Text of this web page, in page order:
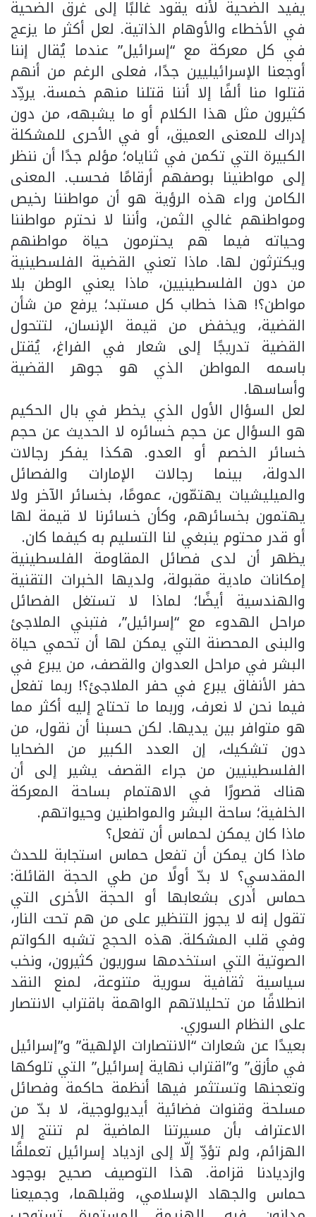
يفيد الضحية لأنه يقود غالبًا إلى غرق الضحية
في الأخطاء والأوهام الذاتية. لعل أكثر ما يزعج
في كل معركة مع “إسرائيل” عندما يُقال إننا
أوجعنا الإسرائيليين جدًا، فعلى الرغم من أنهم
قتلوا منا ألفًا إلا أننا قتلنا منهم خمسة. يردِّد
كثيرون مثل هذا الكلام أو ما يشبهه، من دون
إدراك للمعنى العميق، أو في الأحرى للمشكلة
الكبيرة التي تكمن في ثناياه؛ مؤلم جدًا أن ننظر
إلى مواطنينا بوصفهم أرقامًا فحسب. المعنى
الكامن وراء هذه الرؤية هو أن مواطننا رخيص
ومواطنهم غالي الثمن، وأننا لا نحترم مواطننا
وحياته فيما هم يحترمون حياة مواطنهم
ويكترثون لها. ماذا تعني القضية الفلسطينية
من دون الفلسطينيين، ماذا يعني الوطن بلا
مواطن؟! هذا خطاب كل مستبد؛ يرفع من شأن
القضية، ويخفض من قيمة الإنسان، لتتحول
القضية تدريجًا إلى شعار في الفراغ، يُقتل
باسمه المواطن الذي هو جوهر القضية
وأساسها.
لعل السؤال الأول الذي يخطر في بال الحكيم
هو السؤال عن حجم خسائره لا الحديث عن حجم
خسائر الخصم أو العدو. هكذا يفكر رجالات
الدولة، بينما رجالات الإمارات والفصائل
والميليشيات يهتمّون، عمومًا، بخسائر الآخر ولا
يهتمون بخسائرهم، وكأن خسائرنا لا قيمة لها
أو قدر محتوم ينبغي لنا التسليم به كيفما كان.
يظهر أن لدى فصائل المقاومة الفلسطينية
إمكانات مادية مقبولة، ولديها الخبرات التقنية
والهندسية أيضًا؛ لماذا لا تستغل الفصائل
مراحل الهدوء مع “إسرائيل”، فتبني الملاجئ
والبنى المحصنة التي يمكن لها أن تحمي حياة
البشر في مراحل العدوان والقصف، من يبرع في
حفر الأنفاق يبرع في حفر الملاجئ؟! ربما تفعل
فيما نحن لا نعرف، وربما ما تحتاج إليه أكثر مما
هو متوافر بين يديها. لكن حسبنا أن نقول، من
دون تشكيك، إن العدد الكبير من الضحايا
الفلسطينيين من جراء القصف يشير إلى أن
هناك قصورًا في الاهتمام بساحة المعركة
الخلفية؛ ساحة البشر والمواطنين وحيواتهم.
ماذا كان يمكن لحماس أن تفعل؟
ماذا كان يمكن أن تفعل حماس استجابة للحدث
المقدسي؟ لا بدّ أولًا من طي الحجة القائلة:
حماس أدرى بشعابها أو الحجة الأخرى التي
تقول إنه لا يجوز التنظير على من هم تحت النار،
وفي قلب المشكلة. هذه الحجج تشبه الكواتم
الصوتية التي استخدمها سوريون كثيرون، ونخب
سياسية ثقافية سورية متنوعة، لمنع النقد
انطلاقًا من تحليلاتهم الواهمة باقتراب الانتصار
على النظام السوري.
بعيدًا عن شعارات “الانتصارات الإلهية” و”إسرائيل
في مأزق” و”اقتراب نهاية إسرائيل” التي تلوكها
وتعجنها وتستثمر فيها أنظمة حاكمة وفصائل
مسلحة وقنوات فضائية أيديولوجية، لا بدّ من
الاعتراف بأن مسيرتنا الماضية لم تنتج إلا
الهزائم، ولم تؤدِّ إلّا إلى ازدياد إسرائيل تعملقًا
وازديادنا قزامة. هذا التوصيف صحيح بوجود
حماس والجهاد الإسلامي، وقبلهما، وجميعنا